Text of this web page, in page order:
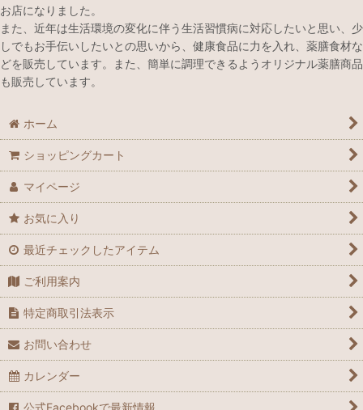
お店になりました。
また、近年は生活環境の変化に伴う生活習慣病に対応したいと思い、少
しでもお手伝いしたいとの思いから、健康食品に力を入れ、薬膳食材な
どを販売しています。また、簡単に調理できるようオリジナル薬膳商品
も販売しています。
ホーム
ショッピングカート
マイページ
お気に入り
最近チェックしたアイテム
ご利用案内
特定商取引法表示
お問い合わせ
カレンダー
公式Facebookで最新情報